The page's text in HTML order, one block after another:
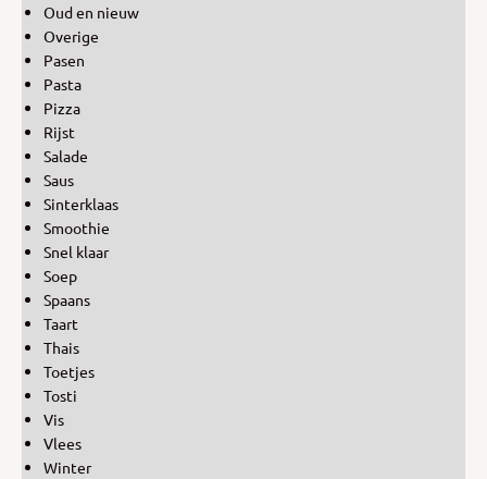
Oud en nieuw
Overige
Pasen
Pasta
Pizza
Rijst
Salade
Saus
Sinterklaas
Smoothie
Snel klaar
Soep
Spaans
Taart
Thais
Toetjes
Tosti
Vis
Vlees
Winter